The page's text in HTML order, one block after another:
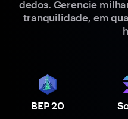
dedos. Gerencie
tranquilidade, em
BEP 20